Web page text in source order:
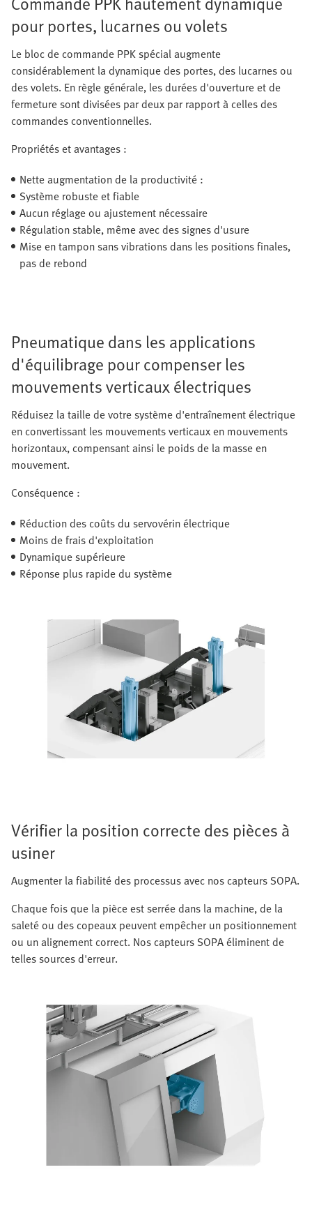
pour portes, lucarnes ou volets
Le bloc de commande PPK spécial augmente
considérablement la dynamique des portes, des lucarnes ou
des volets. En règle générale, les durées d'ouverture et de
fermeture sont divisées par deux par rapport à celles des
commandes conventionnelles.
Propriétés et avantages :
Nette augmentation de la productivité :
Système robuste et fiable
Aucun réglage ou ajustement nécessaire
Régulation stable, même avec des signes d'usure
Mise en tampon sans vibrations dans les positions finales,
pas de rebond
Pneumatique dans les applications
d'équilibrage pour compenser les
mouvements verticaux électriques
Réduisez la taille de votre système d'entraînement électrique
en convertissant les mouvements verticaux en mouvements
horizontaux, compensant ainsi le poids de la masse en
mouvement.
Conséquence :
Réduction des coûts du servovérin électrique
Moins de frais d'exploitation
Dynamique supérieure
Réponse plus rapide du système
Vérifier la position correcte des pièces à
usiner
Augmenter la fiabilité des processus avec nos capteurs SOPA.
Chaque fois que la pièce est serrée dans la machine, de la
saleté ou des copeaux peuvent empêcher un positionnement
ou un alignement correct. Nos capteurs SOPA éliminent de
telles sources d'erreur.